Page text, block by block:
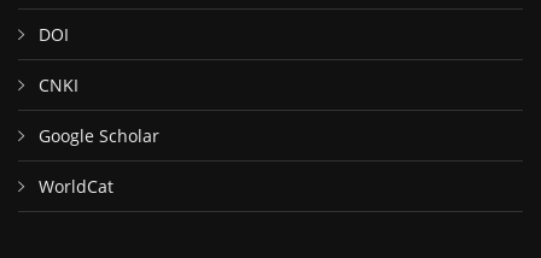
DOI
CNKI
Google Scholar
WorldCat